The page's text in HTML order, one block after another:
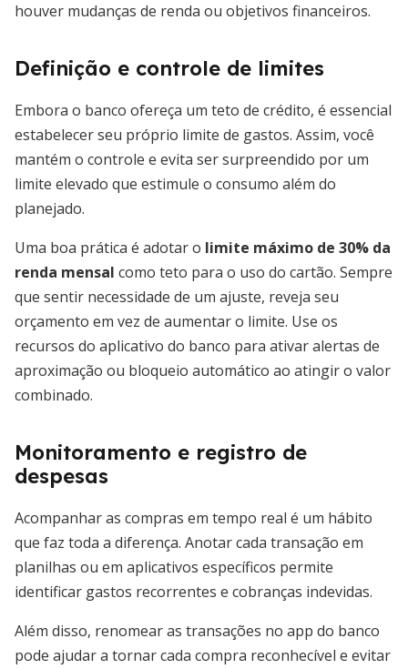
houver mudanças de renda ou objetivos financeiros.
Definição e controle de limites
Embora o banco ofereça um teto de crédito, é essencial
estabelecer seu próprio limite de gastos. Assim, você
mantém o controle e evita ser surpreendido por um
limite elevado que estimule o consumo além do
planejado.
Uma boa prática é adotar o limite máximo de 30% da
renda mensal como teto para o uso do cartão. Sempre
que sentir necessidade de um ajuste, reveja seu
orçamento em vez de aumentar o limite. Use os
recursos do aplicativo do banco para ativar alertas de
aproximação ou bloqueio automático ao atingir o valor
combinado.
Monitoramento e registro de
despesas
Acompanhar as compras em tempo real é um hábito
que faz toda a diferença. Anotar cada transação em
planilhas ou em aplicativos específicos permite
identificar gastos recorrentes e cobranças indevidas.
Além disso, renomear as transações no app do banco
pode ajudar a tornar cada compra reconhecível e evitar